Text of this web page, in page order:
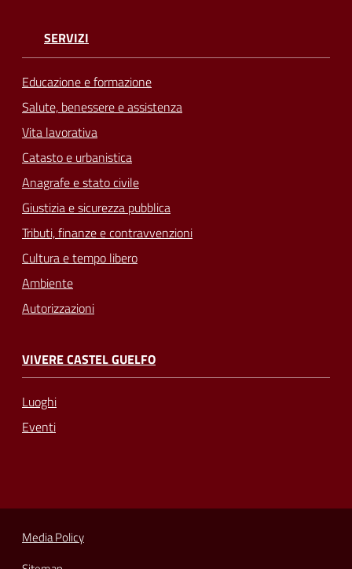
SERVIZI
Educazione e formazione
Salute, benessere e assistenza
Vita lavorativa
Catasto e urbanistica
Anagrafe e stato civile
Giustizia e sicurezza pubblica
Tributi, finanze e contravvenzioni
Cultura e tempo libero
Ambiente
Autorizzazioni
VIVERE CASTEL GUELFO
Luoghi
Eventi
Media Policy